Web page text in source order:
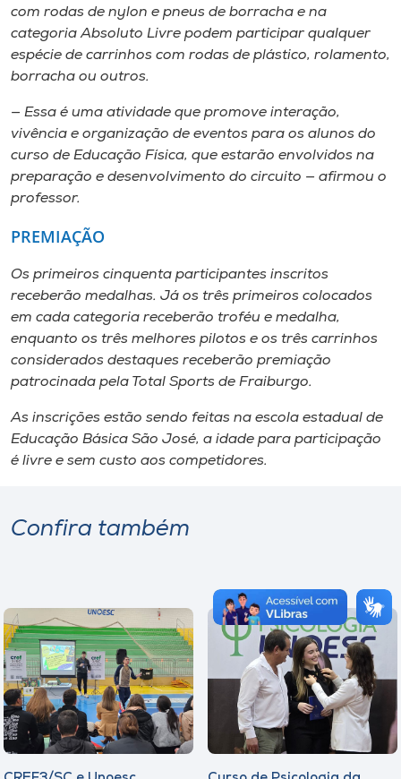
com rodas de nylon e pneus de borracha e na
categoria Absoluto Livre podem participar qualquer
espécie de carrinhos com rodas de plástico, rolamento,
borracha ou outros.
— Essa é uma atividade que promove interação,
vivência e organização de eventos para os alunos do
curso de Educação Física, que estarão envolvidos na
preparação e desenvolvimento do circuito — afirmou o
professor.
PREMIAÇÃO
Os primeiros cinquenta participantes inscritos
receberão medalhas. Já os três primeiros colocados
em cada categoria receberão troféu e medalha,
enquanto os três melhores pilotos e os três carrinhos
considerados destaques receberão premiação
patrocinada pela Total Sports de Fraiburgo.
As inscrições estão sendo feitas na escola estadual de
Educação Básica São José, a idade para participação
é livre e sem custo aos competidores.
Confira também